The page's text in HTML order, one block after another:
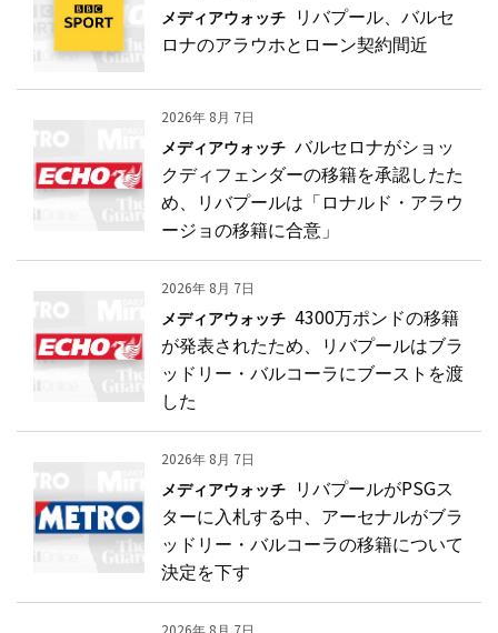
メディアウォッチ リバプール、バルセ
ロナのアラウホとローン契約間近
2026年 8月 7日
メディアウォッチ バルセロナがショッ
クディフェンダーの移籍を承認したた
め、リバプールは「ロナルド・アラウ
ージョの移籍に合意」
2026年 8月 7日
メディアウォッチ 4300万ポンドの移籍
が発表されたため、リバプールはブラ
ッドリー・バルコーラにブーストを渡
した
2026年 8月 7日
メディアウォッチ リバプールがPSGス
ターに入札する中、アーセナルがブラ
ッドリー・バルコーラの移籍について
決定を下す